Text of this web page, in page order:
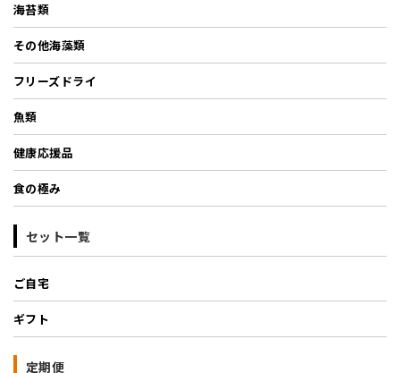
海苔類
その他海藻類
フリーズドライ
魚類
健康応援品
食の極み
セット一覧
ご自宅
ギフト
定期便